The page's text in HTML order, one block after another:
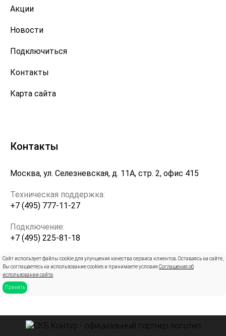
Акции
Новости
Подключиться
Контакты
Карта сайта
Контакты
Москва, ул. Селезневская, д. 11А, стр. 2, офис 415
Техническая поддержка:
+7 (495) 777-11-27
Подключение:
+7 (495) 225-81-18
info@pro-kontur.ru
Сайт использует файлы cookie для улучшения качества сервиса клиентов. Оставаясь на сайте,
Вы соглашаетесь на использование cookies и принимаете условия Соглашения об
использовании сайта
Принять